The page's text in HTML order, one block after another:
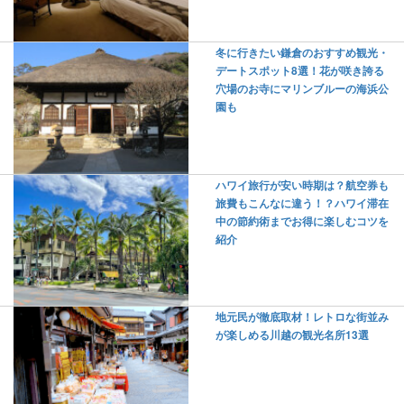
冬に行きたい鎌倉のおすすめ観光・
デートスポット8選！花が咲き誇る
穴場のお寺にマリンブルーの海浜公
園も
ハワイ旅行が安い時期は？航空券も
旅費もこんなに違う！？ハワイ滞在
中の節約術までお得に楽しむコツを
紹介
地元民が徹底取材！レトロな街並み
が楽しめる川越の観光名所13選